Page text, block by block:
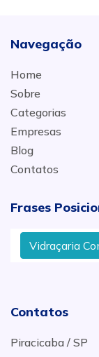
Navegação
Home
Sobre
Categorias
Empresas
Blog
Contatos
Frases
Vidraçaria
Contatos
Piracicaba / SP